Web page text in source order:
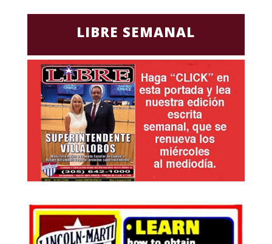
LIBRE SEMANAL